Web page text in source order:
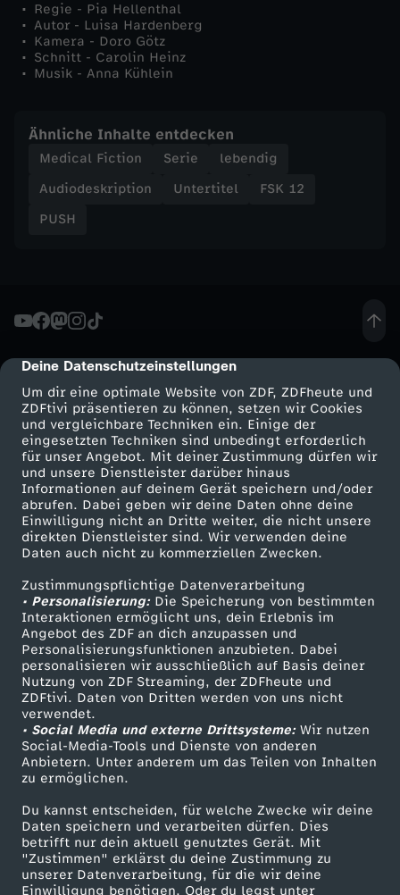
cmp-dialog-description
Deine Datenschutzeinstellungen
Um dir eine optimale Website von ZDF, ZDFheute und
ZDFtivi präsentieren zu können, setzen wir Cookies
und vergleichbare Techniken ein. Einige der
eingesetzten Techniken sind unbedingt erforderlich
für unser Angebot. Mit deiner Zustimmung dürfen wir
und unsere Dienstleister darüber hinaus
Informationen auf deinem Gerät speichern und/oder
abrufen. Dabei geben wir deine Daten ohne deine
Einwilligung nicht an Dritte weiter, die nicht unsere
direkten Dienstleister sind. Wir verwenden deine
Daten auch nicht zu kommerziellen Zwecken.
Zustimmungspflichtige Datenverarbeitung
• Personalisierung:Die Speicherung von bestimmten
Interaktionen ermöglicht uns, dein Erlebnis im
Angebot des ZDF an dich anzupassen und
Personalisierungsfunktionen anzubieten. Dabei
personalisieren wir ausschließlich auf Basis deiner
Nutzung von ZDF Streaming, der ZDFheute und
ZDFtivi. Daten von Dritten werden von uns nicht
verwendet.
• Social Media und externe Drittsysteme:Wir nutzen
Social-Media-Tools und Dienste von anderen
Anbietern. Unter anderem um das Teilen von Inhalten
zu ermöglichen.
Du kannst entscheiden, für welche Zwecke wir deine
Daten speichern und verarbeiten dürfen. Dies
betrifft nur dein aktuell genutztes Gerät. Mit
"Zustimmen" erklärst du deine Zustimmung zu
unserer Datenverarbeitung, für die wir deine
Einwilligung benötigen. Oder du legst unter
Regie - Pia Hellenthal
Autor - Luisa Hardenberg
Kamera - Doro Götz
Schnitt - Carolin Heinz
Musik - Anna Kühlein
Ähnliche Inhalte entdecken
Medical Fiction Serie
lebendig
Audiodeskription
Untertitel
FSK 12
PUSH
Mehr ZDF
ZDF-Apps
Smart TV
ZDFtext
Livestreams
Sendungen A-Z
TV-Programm
Service
ZDFmitreden
Kontakt zum ZDF
Tickets
Zuschauerservice
Hilfe
ZDF Unternehmen
Karriere
ZDF goes Schule
Werbefernsehen
Mainzelmännchen